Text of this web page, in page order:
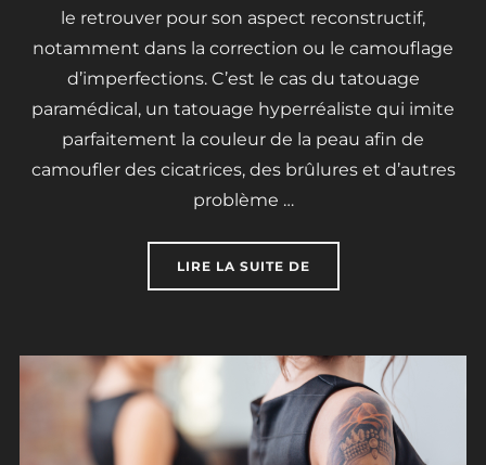
le retrouver pour son aspect reconstructif,
notamment dans la correction ou le camouflage
d’imperfections. C’est le cas du tatouage
paramédical, un tatouage hyperréaliste qui imite
parfaitement la couleur de la peau afin de
camoufler des cicatrices, des brûlures et d’autres
problème …
LIRE LA SUITE DE« LE TATOUAGE